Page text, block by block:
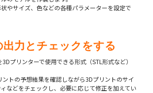
やサイズ、色などの各種パラメーターを設定で
出力とチェックをする
プリンターで使用できる形式（STL形式など）
ントの予想結果を確認しながら3Dプリントのサイ
などをチェックし、必要に応じて修正を加えてい